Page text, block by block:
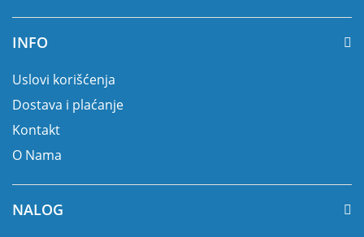
INFO
Uslovi korišćenja
Dostava i plaćanje
Kontakt
O Nama
NALOG